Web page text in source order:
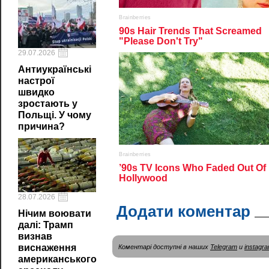
29.07.2026
Антиукраїнські
настрої
швидко
зростають у
Польщі. У чому
причина?
28.07.2026
Нічим воювати
далі: Трамп
визнав
виснаження
американського
Додати коментар
Коментарі доступні в наших Telegram и